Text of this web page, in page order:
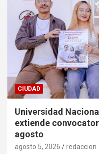
CIUDAD
Universidad
extiende
agosto
agosto 5, 2026 redaccion